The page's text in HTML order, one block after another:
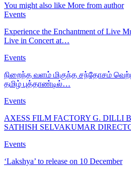
You might also like More from author
Events
Experience the Enchantment of Live
Live in Concert at…
Events
நிறைந்த வளம் மிகுந்த சந்தோசம்
தமிழ் புத்தாண்டில்…
Events
AXESS FILM FACTORY G. DILLI
SATHISH SELVAKUMAR
Events
‘Lakshya’ to release on 10 December